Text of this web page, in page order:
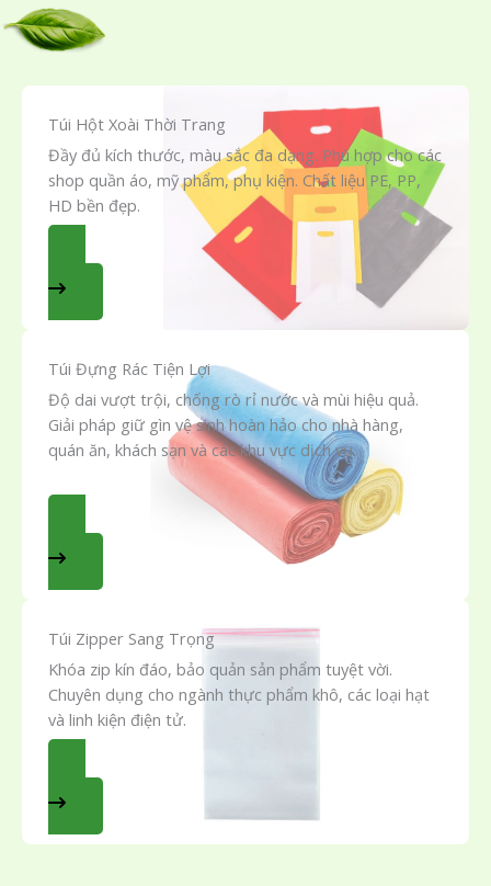
Túi Hột Xoài Thời Trang
Đầy đủ kích thước, màu sắc đa dạng. Phù hợp cho các
shop quần áo, mỹ phẩm, phụ kiện. Chất liệu PE, PP,
HD bền đẹp.
XEM MẪU TÚI
Túi Đựng Rác Tiện Lợi
Độ dai vượt trội, chống rò rỉ nước và mùi hiệu quả.
Giải pháp giữ gìn vệ sinh hoàn hảo cho nhà hàng,
quán ăn, khách sạn và các khu vực dịch vụ.
BÁO GIÁ SỈ
Túi Zipper Sang Trọng
Khóa zip kín đáo, bảo quản sản phẩm tuyệt vời.
Chuyên dụng cho ngành thực phẩm khô, các loại hạt
và linh kiện điện tử.
XEM CHI TIẾT